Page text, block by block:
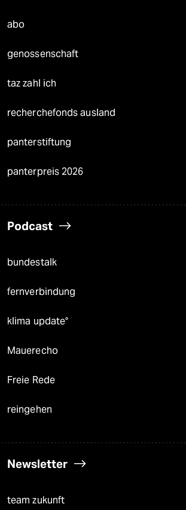
abo
genossenschaft
taz zahl ich
recherchefonds ausland
panterstiftung
panterpreis 2026
Podcast
bundestalk
fernverbindung
klima update°
Mauerecho
Freie Rede
reingehen
Newsletter
team zukunft